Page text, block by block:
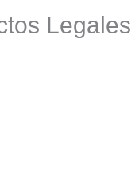
Legales